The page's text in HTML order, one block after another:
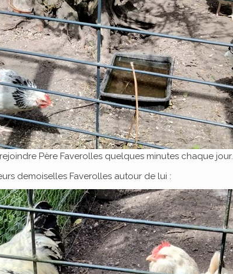
Père Faverolles quelques minutes chaque jour.
demoiselles Faverolles autour de lui :